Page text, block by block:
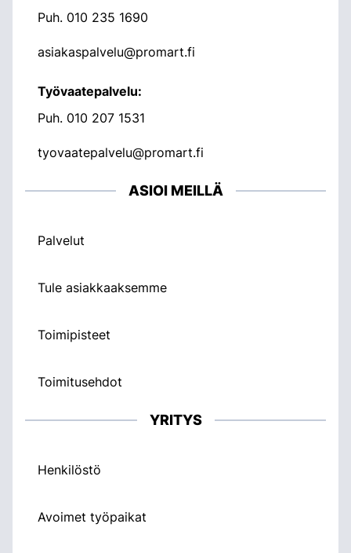
Puh. 010 235 1690
asiakaspalvelu@promart.fi
Työvaatepalvelu:
Puh. 010 207 1531
tyovaatepalvelu@promart.fi
ASIOI MEILLÄ
Palvelut
Tule asiakkaaksemme
Toimipisteet
Toimitusehdot
YRITYS
Henkilöstö
Avoimet työpaikat